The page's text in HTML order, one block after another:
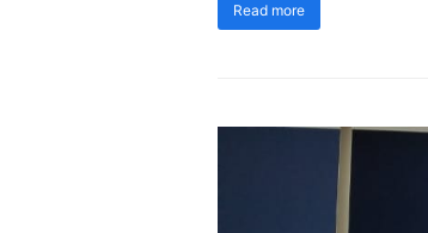
Read more